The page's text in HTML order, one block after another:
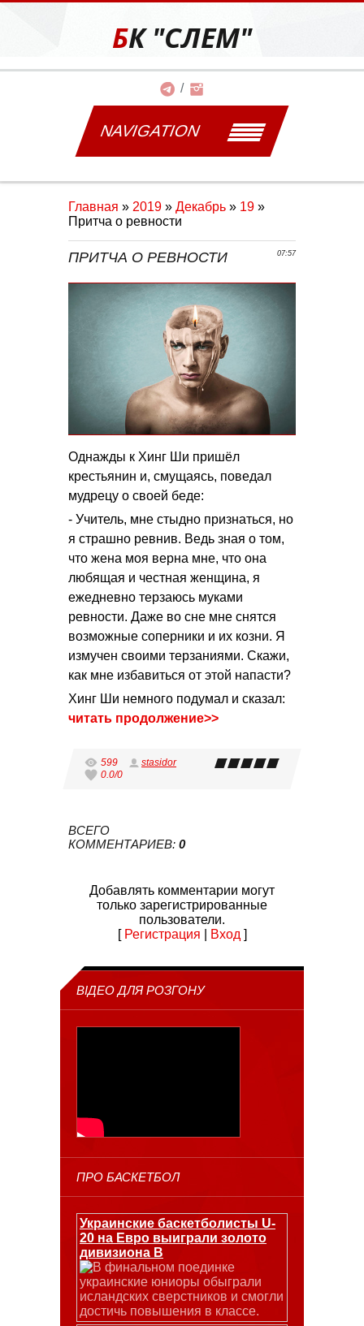
БК "СЛЕМ"
NAVIGATION
Главная » 2019 » Декабрь » 19 »
Притча о ревности
07:57
ПРИТЧА О РЕВНОСТИ
Однажды к Хинг Ши пришёл
крестьянин и, смущаясь, поведал
мудрецу о своей беде:
- Учитель, мне стыдно признаться, но
я страшно ревнив. Ведь зная о том,
что жена моя верна мне, что она
любящая и честная женщина, я
ежедневно терзаюсь муками
ревности. Даже во сне мне снятся
возможные соперники и их козни. Я
измучен своими терзаниями. Скажи,
как мне избавиться от этой напасти?
Хинг Ши немного подумал и сказал:
читать продолжение>>
599
stasidor
0.0/0
ВСЕГО
КОММЕНТАРИЕВ: 0
Добавлять комментарии могут
только зарегистрированные
пользователи.
[ Регистрация Вход ]
ВІДЕО ДЛЯ РОЗГОНУ
ПРО БАСКЕТБОЛ
Украинские баскетболисты U-
20 на Евро выиграли золото
дивизиона В
В финальном поединке
украинские юниоры обыграли
исландских сверстников и смогли
достичь повышения в классе.